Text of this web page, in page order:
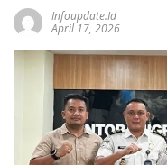
Infoupdate.id
April 17, 2026